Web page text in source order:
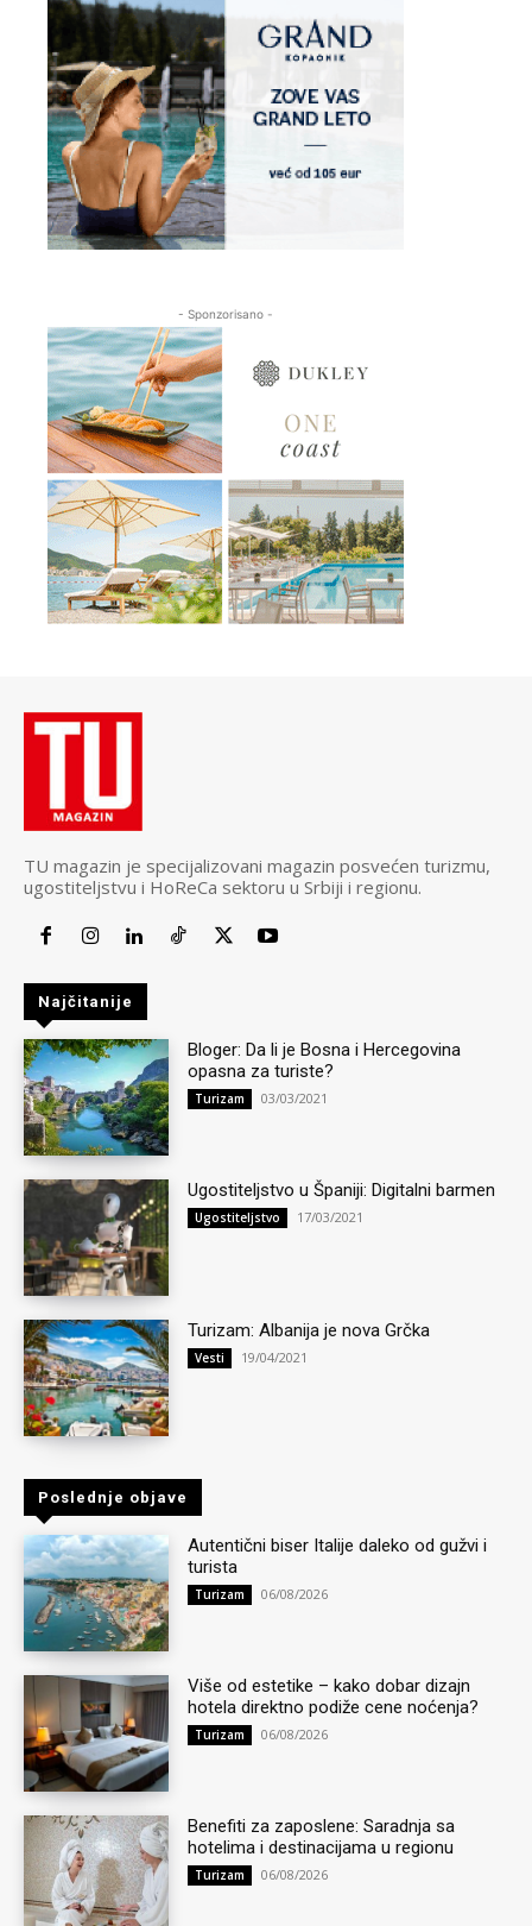
- Sponzorisano -
TU magazin je specijalizovani magazin posvećen turizmu,
ugostiteljstvu i HoReCa sektoru u Srbiji i regionu.
Najčitanije
Bloger: Da li je Bosna i Hercegovina
opasna za turiste?
Turizam 03/03/2021
Ugostiteljstvo u Španiji: Digitalni barmen
Ugostiteljstvo 17/03/2021
Turizam: Albanija je nova Grčka
Vesti 19/04/2021
Poslednje objave
Autentični biser Italije daleko od gužvi i
turista
Turizam 06/08/2026
Više od estetike – kako dobar dizajn
hotela direktno podiže cene noćenja?
Turizam 06/08/2026
Benefiti za zaposlene: Saradnja sa
hotelima i destinacijama u regionu
Turizam 06/08/2026